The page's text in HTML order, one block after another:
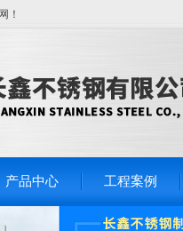
！
产品中心 工程案例